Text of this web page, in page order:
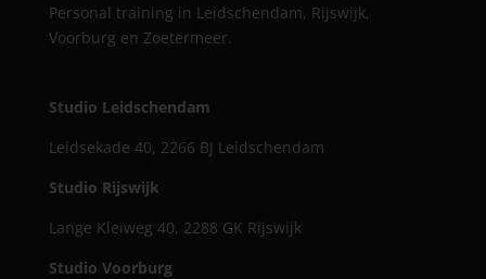
Personal training in Leidschendam, Rijswijk,
Voorburg en Zoetermeer.
Studio Leidschendam
Leidsekade 40, 2266 BJ Leidschendam
Studio Rijswijk
Lange Kleiweg 40, 2288 GK Rijswijk
Studio Voorburg